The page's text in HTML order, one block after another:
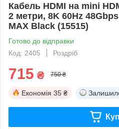
Кабель HDMI на mini
2 метри, 8K 60Hz
MAX Black (15515)
Готово до відправки
Код: 2405
Роздріб
715 ₴ 750 ₴
Економія 35 ₴